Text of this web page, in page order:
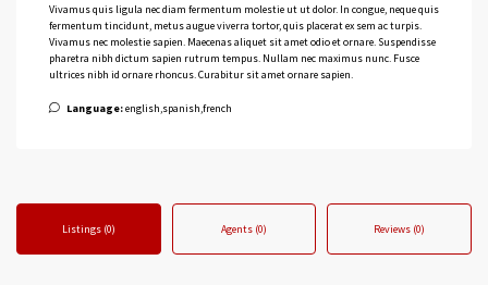
Vivamus quis ligula nec diam fermentum molestie ut ut dolor. In congue, neque quis
fermentum tincidunt, metus augue viverra tortor, quis placerat ex sem ac turpis.
Vivamus nec molestie sapien. Maecenas aliquet sit amet odio et ornare. Suspendisse
pharetra nibh dictum sapien rutrum tempus. Nullam nec maximus nunc. Fusce
ultrices nibh id ornare rhoncus. Curabitur sit amet ornare sapien.
Language:english,spanish,french
Listings (0) Agents (0) Reviews (0)